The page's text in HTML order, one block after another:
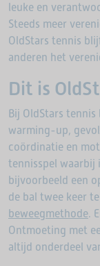
leuke en
Steeds meer
OldStars tennis
anderen het
Dit is
Bij OldStars
warming-up,
coördinatie en
tennisspel waarbij
bijvoorbeeld een
de bal twee keer
beweegmethode.
Ontmoeting met
altijd onderdeel